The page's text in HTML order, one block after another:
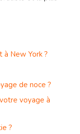
à New York ?
de noce ?
voyage à
?